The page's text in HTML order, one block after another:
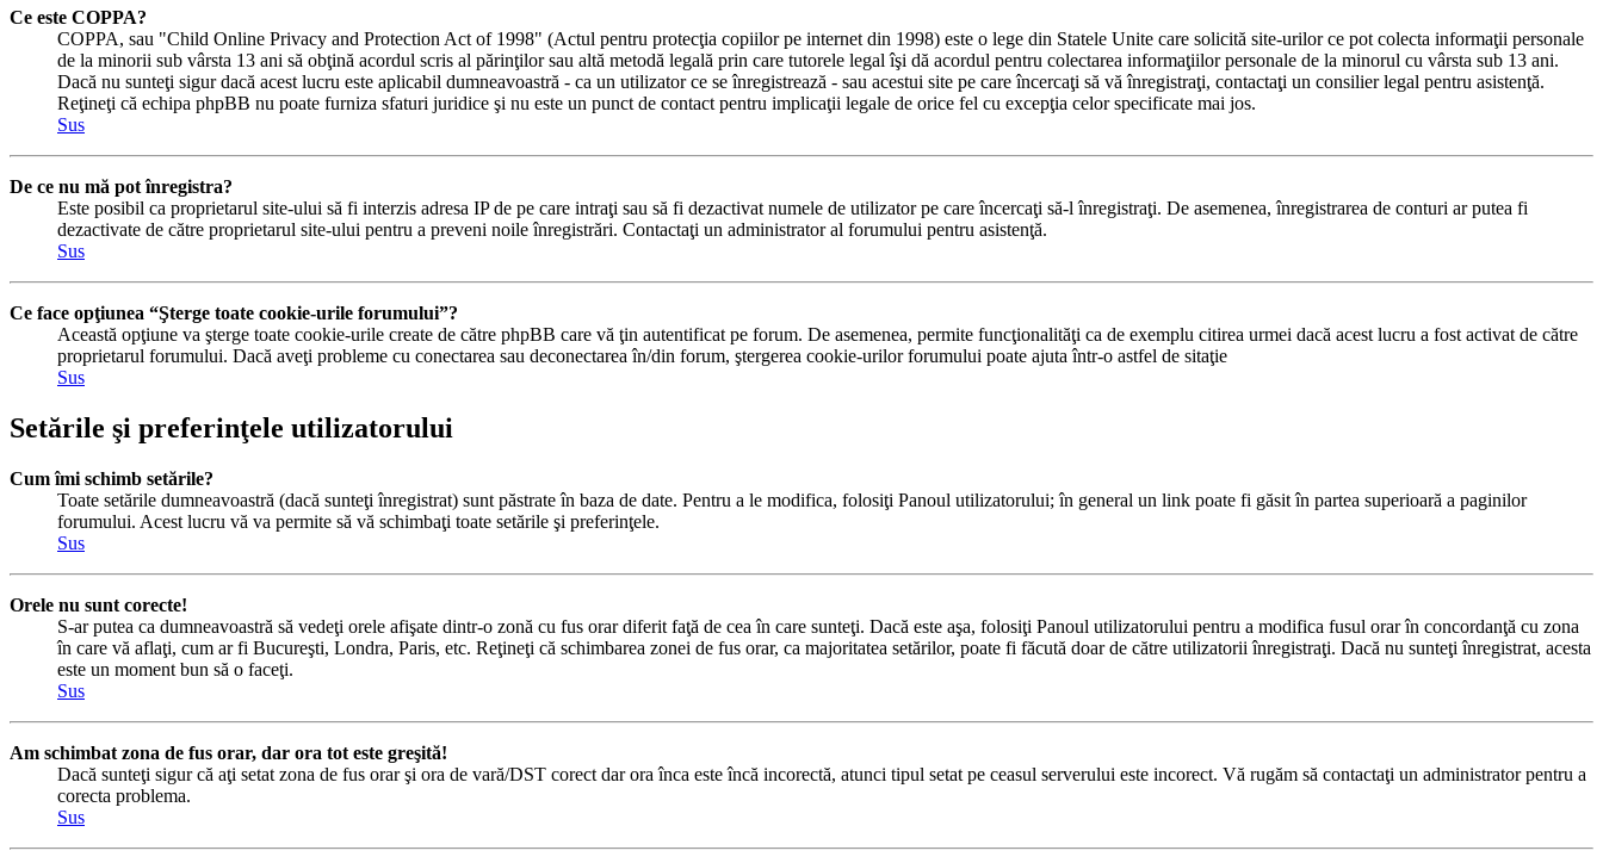
Ce este COPPA?
COPPA, sau "Child Online Privacy and Protection Act of 1998" (Actul pentru protecţia copiilor pe internet din 1998) este o lege din Statele Unite care solicită site-urilor ce pot colecta informaţii personale
de la minorii sub vârsta 13 ani să obţină acordul scris al părinţilor sau altă metodă legală prin care tutorele legal îşi dă acordul pentru colectarea informaţiilor personale de la minorul cu vârsta sub 13 ani.
Dacă nu sunteţi sigur dacă acest lucru este aplicabil dumneavoastră - ca un utilizator ce se înregistrează - sau acestui site pe care încercaţi să vă înregistraţi, contactaţi un consilier legal pentru asistenţă.
Reţineţi că echipa phpBB nu poate furniza sfaturi juridice şi nu este un punct de contact pentru implicaţii legale de orice fel cu excepţia celor specificate mai jos.
Sus
De ce nu mă pot înregistra?
Este posibil ca proprietarul site-ului să fi interzis adresa IP de pe care intraţi sau să fi dezactivat numele de utilizator pe care încercaţi să-l înregistraţi. De asemenea, înregistrarea de conturi ar putea fi
dezactivate de către proprietarul site-ului pentru a preveni noile înregistrări. Contactaţi un administrator al forumului pentru asistenţă.
Sus
Ce face opţiunea “Şterge toate cookie-urile forumului”?
Această opţiune va şterge toate cookie-urile create de către phpBB care vă ţin autentificat pe forum. De asemenea, permite funcţionalităţi ca de exemplu citirea urmei dacă acest lucru a fost activat de către
proprietarul forumului. Dacă aveţi probleme cu conectarea sau deconectarea în/din forum, ştergerea cookie-urilor forumului poate ajuta într-o astfel de sitaţie
Sus
Setările şi preferinţele utilizatorului
Cum îmi schimb setările?
Toate setările dumneavoastră (dacă sunteţi înregistrat) sunt păstrate în baza de date. Pentru a le modifica, folosiţi Panoul utilizatorului; în general un link poate fi găsit în partea superioară a paginilor
forumului. Acest lucru vă va permite să vă schimbaţi toate setările şi preferinţele.
Sus
Orele nu sunt corecte!
S-ar putea ca dumneavoastră să vedeţi orele afişate dintr-o zonă cu fus orar diferit faţă de cea în care sunteţi. Dacă este aşa, folosiţi Panoul utilizatorului pentru a modifica fusul orar în concordanţă cu zona
în care vă aflaţi, cum ar fi Bucureşti, Londra, Paris, etc. Reţineţi că schimbarea zonei de fus orar, ca majoritatea setărilor, poate fi făcută doar de către utilizatorii înregistraţi. Dacă nu sunteţi înregistrat, acesta
este un moment bun să o faceţi.
Sus
Am schimbat zona de fus orar, dar ora tot este greşită!
Dacă sunteţi sigur că aţi setat zona de fus orar şi ora de vară/DST corect dar ora înca este încă incorectă, atunci tipul setat pe ceasul serverului este incorect. Vă rugăm să contactaţi un administrator pentru a
corecta problema.
Sus